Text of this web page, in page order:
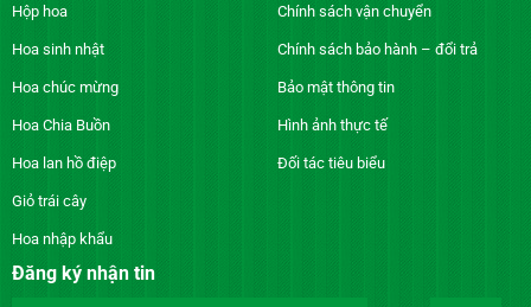
Hộp hoa
Hoa sinh nhật
Hoa chúc mừng
Hoa Chia Buồn
Hoa lan hồ điệp
Giỏ trái cây
Hoa nhập khẩu
Chính sách vận chuyển
Chính sách bảo hành – đổi trả
Bảo mật thông tin
Hình ảnh thực tế
Đối tác tiêu biểu
Đăng ký nhận tin